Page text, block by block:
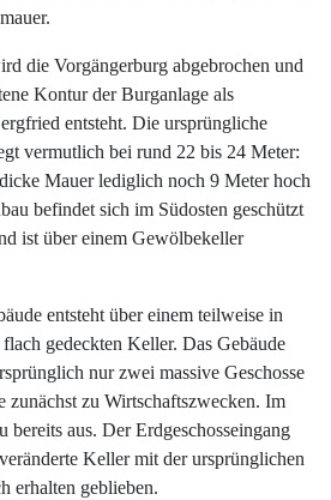
die Vorgängerburg abgebrochen und
Kontur der Burganlage als
entsteht. Die ursprüngliche
vermutlich bei rund 22 bis 24 Meter:
Mauer lediglich noch 9 Meter hoch
befindet sich im Südosten geschützt
ist über einem Gewölbekeller
entsteht über einem teilweise in
gedeckten Keller. Das Gebäude
nur zwei massive Geschosse
zunächst zu Wirtschaftszwecken. Im
bereits aus. Der Erdgeschosseingang
Keller mit der ursprünglichen
erhalten geblieben.